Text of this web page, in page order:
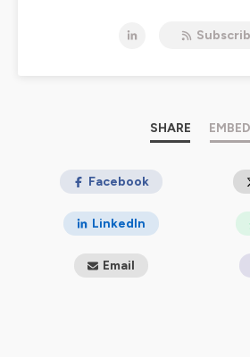
pour plus
SHARE EMBED
Facebook
LinkedIn
Email